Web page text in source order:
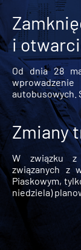
i
Od dnia 28
autobusowych.
Zmiany
W związku z
związanych z
Piaskowym,
niedziela)